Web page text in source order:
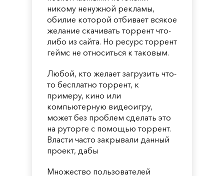
никому ненужной рекламы,
обилие которой отбивает всякое
желание скачивать торрент что-
либо из сайта. Но ресурс торрент
геймс не относиться к таковым.
Любой, кто желает загрузить что-
то бесплатно торрент, к
примеру, кино или
компьютерную видеоигру,
может без проблем сделать это
на руторге с помощью торрент.
Власти часто закрывали данный
проект, дабы
Множество пользователей